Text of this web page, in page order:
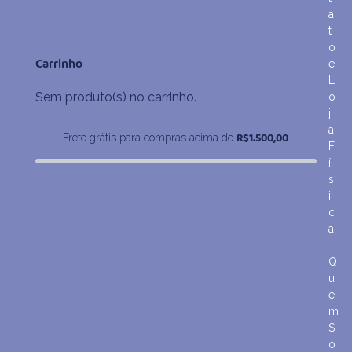
Carrinho
Sem produto(s) no carrinho.
Frete grátis para compras acima de R$1.500,00
a
t
o
e
o
j
a
F
í
s
i
c
a
Q
u
e
m
S
o